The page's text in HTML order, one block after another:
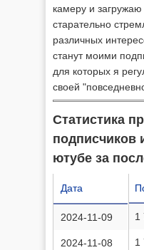
камеру и
старательно
различных
станут моими
для которых я
своей
Статистика
подписчиков
ютубе за
1
1
Дата
2024-11-09
2024-11-08